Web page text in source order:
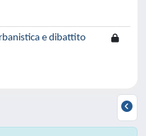
e dibattito